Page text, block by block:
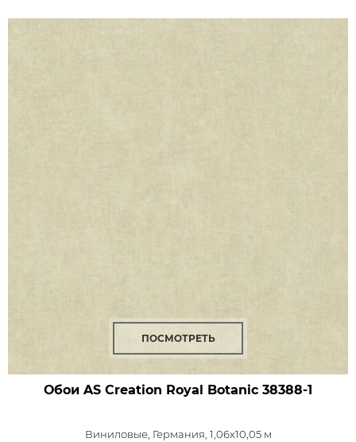
ПОСМОТРЕТЬ
Обои AS Creation Royal Botanic 38388-1
Виниловые, Германия, 1,06x10,05 м